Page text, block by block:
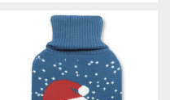
PEDIR
Solicitar un presupuesto